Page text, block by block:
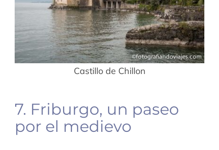
Castillo de Chillon
7. Friburgo, un paseo
por el medievo